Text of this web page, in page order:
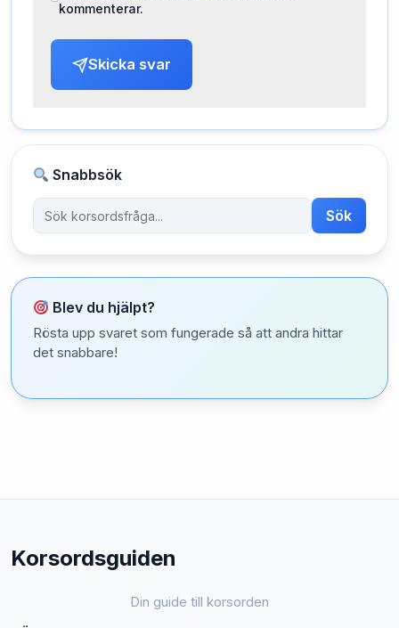
kommenterar.
Skicka svar
Snabbsök
Sök
Blev du hjälpt?
Rösta upp svaret som fungerade så att andra hittar
det snabbare!
Korsordsguiden
Din guide till korsorden